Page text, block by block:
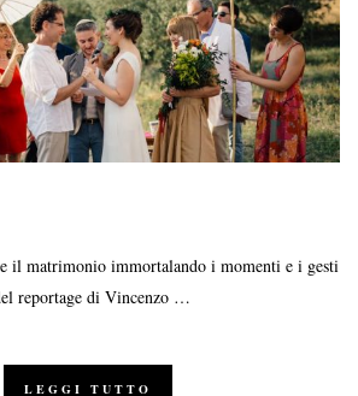
il matrimonio immortalando i momenti e i gesti
reportage di Vincenzo …
LEGGI TUTTO